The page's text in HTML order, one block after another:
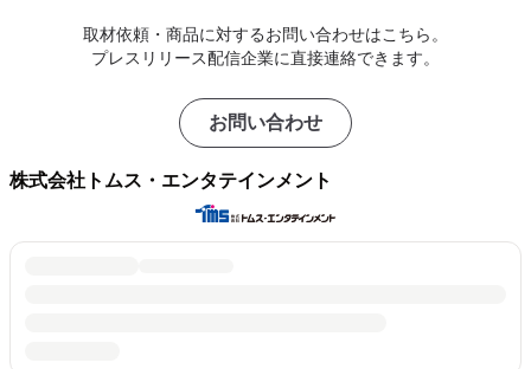
取材依頼・商品に対するお問い合わせはこちら。
プレスリリース配信企業に直接連絡できます。
お問い合わせ
株式会社トムス・エンタテインメント